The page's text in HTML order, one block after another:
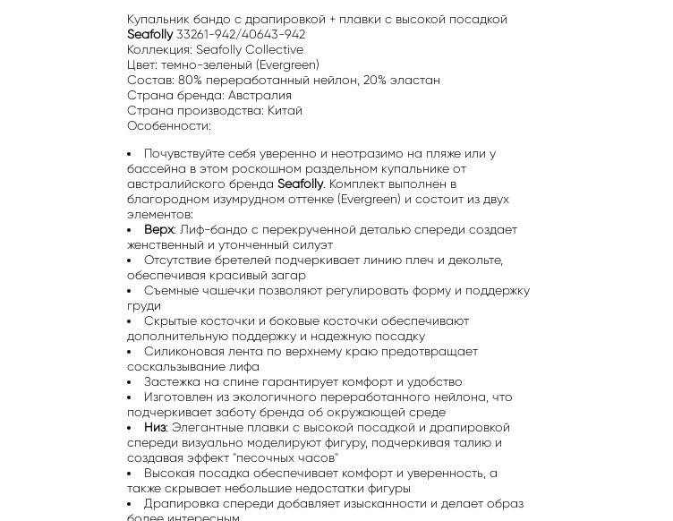
Купальник бандо с драпировкой + плавки с высокой посадкой
Seafolly33261-942/40643-942
Коллекция: Seafolly Collective
Цвет: темно-зеленый (Evergreen)
Состав: 80% переработанный нейлон, 20% эластан
Страна бренда: Австралия
Страна производства: Китай
Особенности:
Почувствуйте себя уверенно и неотразимо на пляже или у
бассейна в этом роскошном раздельном купальнике от
австралийского бренда Seafolly. Комплект выполнен в
благородном изумрудном оттенке (Evergreen) и состоит из двух
элементов:
Верх: Лиф-бандо с перекрученной деталью спереди создает
женственный и утонченный силуэт
Отсутствие бретелей подчеркивает линию плеч и декольте,
обеспечивая красивый загар
Съемные чашечки позволяют регулировать форму и поддержку
груди
Скрытые косточки и боковые косточки обеспечивают
дополнительную поддержку и надежную посадку
Силиконовая лента по верхнему краю предотвращает
соскальзывание лифа
Застежка на спине гарантирует комфорт и удобство
Изготовлен из экологичного переработанного нейлона, что
подчеркивает заботу бренда об окружающей среде
Низ: Элегантные плавки с высокой посадкой и драпировкой
спереди визуально моделируют фигуру, подчеркивая талию и
создавая эффект "песочных часов"
Высокая посадка обеспечивает комфорт и уверенность, а
также скрывает небольшие недостатки фигуры
Драпировка спереди добавляет изысканности и делает образ